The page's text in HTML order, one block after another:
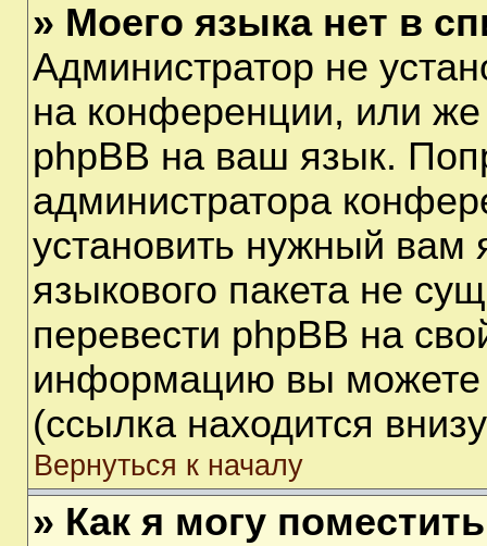
» Моего языка нет в
Администратор не
на конференции, или же
phpBB на ваш язык.
администратора
установить нужный вам
языкового пакета не
перевести phpBB на
информацию вы можете
(ссылка находится
Вернуться к началу
» Как я могу